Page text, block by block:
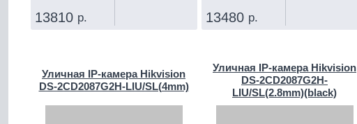
13810 р. 13480 р.
Уличная IP‑камера Hikvision
DS-2CD2087G2H-LIU/SL(4mm)
Уличная IP‑камера Hikvision
DS-2CD2087G2H-
LIU/SL(2.8mm)(black)